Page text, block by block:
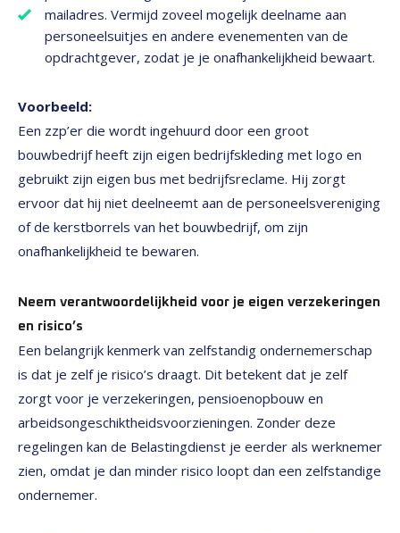
mailadres. Vermijd zoveel mogelijk deelname aan
personeelsuitjes en andere evenementen van de
opdrachtgever, zodat je je onafhankelijkheid bewaart.
Voorbeeld:
Een zzp’er die wordt ingehuurd door een groot
bouwbedrijf heeft zijn eigen bedrijfskleding met logo en
gebruikt zijn eigen bus met bedrijfsreclame. Hij zorgt
ervoor dat hij niet deelneemt aan de personeelsvereniging
of de kerstborrels van het bouwbedrijf, om zijn
onafhankelijkheid te bewaren.
Neem verantwoordelijkheid voor je eigen verzekeringen
en risico’s
Een belangrijk kenmerk van zelfstandig ondernemerschap
is dat je zelf je risico’s draagt. Dit betekent dat je zelf
zorgt voor je verzekeringen, pensioenopbouw en
arbeidsongeschiktheidsvoorzieningen. Zonder deze
regelingen kan de Belastingdienst je eerder als werknemer
zien, omdat je dan minder risico loopt dan een zelfstandige
ondernemer.